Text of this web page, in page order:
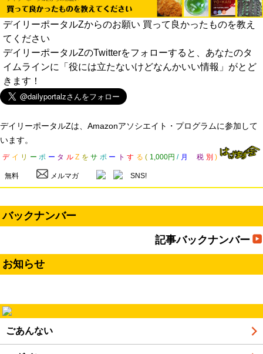
デイリーポータルZからのお願い 買って良かったものを教え
てください
デイリーポータルZのTwitterをフォローすると、あなたのタ
イムラインに「役には立たないけどなんかいい情報」がとど
きます！
デイリーポータルZは、Amazonアソシエイト・プログラムに参加して
います。
デ イ リ ー ポ ー タ ル Z を サ ポ ー ト す る ( 1,000円 / 月 税 別 )
無料 メルマガ SNS!
バックナンバー
記事バックナンバー
お知らせ
ごあんない